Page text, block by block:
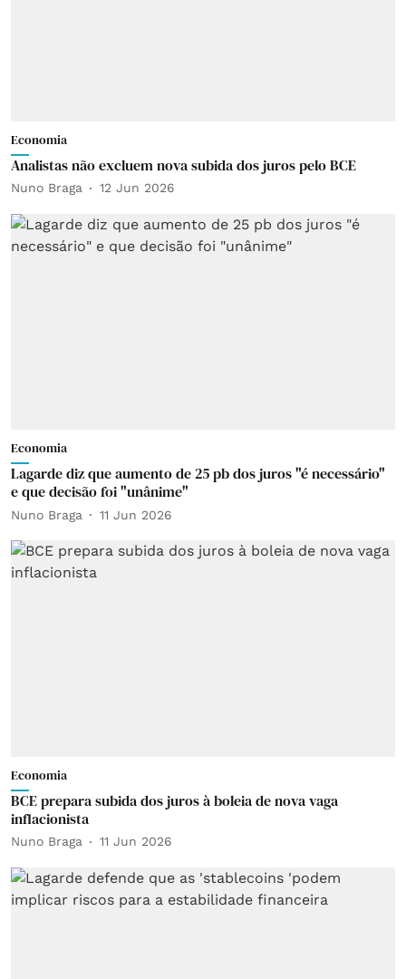
Economia
Analistas não excluem nova subida dos juros pelo BCE
Nuno Braga 12 Jun 2026
Economia
Lagarde diz que aumento de 25 pb dos juros "é necessário"
e que decisão foi "unânime"
Nuno Braga 11 Jun 2026
Economia
BCE prepara subida dos juros à boleia de nova vaga
inflacionista
Nuno Braga 11 Jun 2026